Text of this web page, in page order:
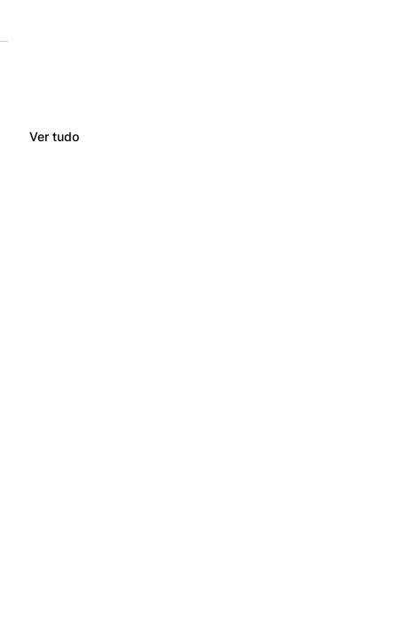
Ver tudo